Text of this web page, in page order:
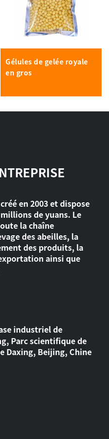
Gélules de gelée royale
en gros
en 2003 et dispose
de yuans. Le
la chaîne
des abeilles, la
des produits, la
ainsi que
industriel de
Parc scientifique de
Daxing, Beijing, Chine